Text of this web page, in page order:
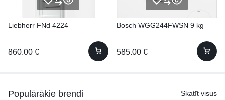
Liebherr FNd 4224
860.00 €
Bosch WGG244FWSN 9 kg
585.00 €
Populārākie brendi Skatīt visus